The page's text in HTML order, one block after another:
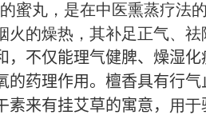
蜜丸， 是在中医熏蒸疗法
火的燥热 ， 其补足正气、 祛
，不仅能理气健脾、燥湿
的药理作用。檀香具有行气
素来有挂艾草的寓意， 用于